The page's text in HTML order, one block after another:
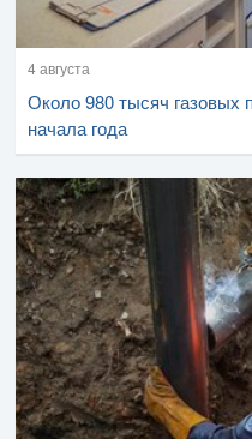
4 августа
Около 980 тысяч газовых
начала года